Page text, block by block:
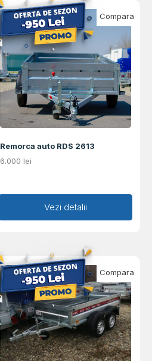
Remorca auto RDS 2613
6.000 lei
Adaugă în coș
Vezi detalii
Compara
Compara